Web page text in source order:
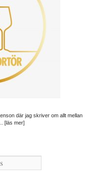
där jag skriver om allt mellan
[läs mer]